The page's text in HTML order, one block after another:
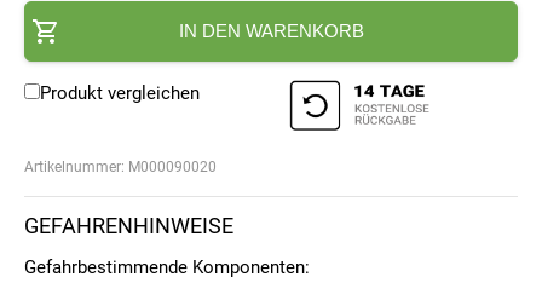
IN DEN WARENKORB
Produkt vergleichen
Artikelnummer: M000090020
GEFAHRENHINWEISE
Gefahrbestimmende Komponenten: